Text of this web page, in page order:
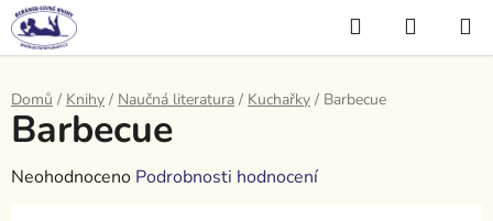
Přejít
na
obsah
Hledat
KOŠÍK
Domů / Knihy / Naučná literatura / Kuchařky / Barbecue
Barbecue
Průměrné
Neohodnoceno Podrobnosti hodnocení